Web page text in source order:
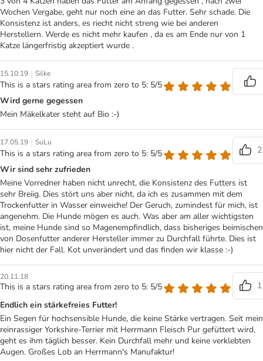
Wochen Vergabe, geht nur noch eine an das Futter. Sehr schade. Die
Konsistenz ist anders, es riecht nicht streng wie bei anderen
Herstellern. Werde es nicht mehr kaufen , da es am Ende nur von 1
Katze längerfristig akzeptiert wurde .
15.10.19 | Silke
This is a stars rating area from zero to 5: 5/5
Wird gerne gegessen
Mein Mäkelkater steht auf Bio :-)
17.05.19 | SuLu
This is a stars rating area from zero to 5: 5/5
2
Wir sind sehr zufrieden
Meine Vorredner haben nicht unrecht, die Konsistenz des Futters ist
sehr Breiig. Dies stört uns aber nicht, da ich es zusammen mit dem
Trockenfutter in Wasser einweiche! Der Geruch, zumindest für mich, ist
angenehm. Die Hunde mögen es auch. Was aber am aller wichtigsten
ist, meine Hunde sind so Magenempfindlich, dass bisheriges beimischen
von Dosenfutter anderer Hersteller immer zu Durchfall führte. Dies ist
hier nicht der Fall. Kot unverändert und das finden wir klasse :-)
20.11.18
This is a stars rating area from zero to 5: 5/5
1
Endlich ein stärkefreies Futter!
Ein Segen für hochsensible Hunde, die keine Stärke vertragen. Seit mein
reinrassiger Yorkshire-Terrier mit Herrmann Fleisch Pur gefüttert wird,
geht es ihm täglich besser. Kein Durchfall mehr und keine verklebten
Augen. Großes Lob an Herrmann's Manufaktur!